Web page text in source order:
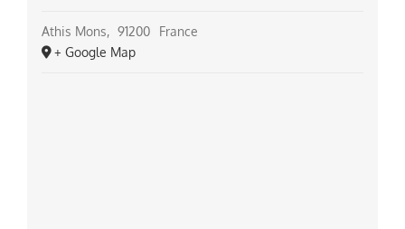
Athis Mons, 91200
France
+ Google Map